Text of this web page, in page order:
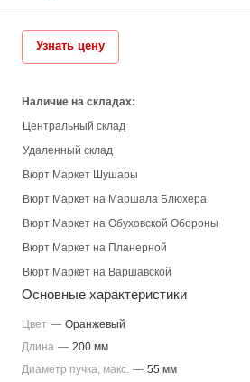
Узнать цену
Наличие на складах:
Центральный склад
Удаленный склад
Вюрт Маркет Шушары
Вюрт Маркет на Маршала Блюхера
Вюрт Маркет на Обуховской Обороны
Вюрт Маркет на Планерной
Вюрт Маркет на Варшавской
Основные характеристики
Цвет — Оранжевый
Длина — 200 мм
Диаметр пучка, макс. — 55 мм